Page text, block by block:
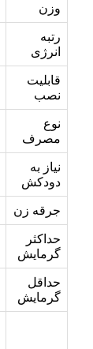
وزن
رتبه
انرژی
قابلیت
نصب
نوع
مصرف
نیاز به
دودکش
جرقه زن
حداکثر
گرمایش
حداقل
گرمایش